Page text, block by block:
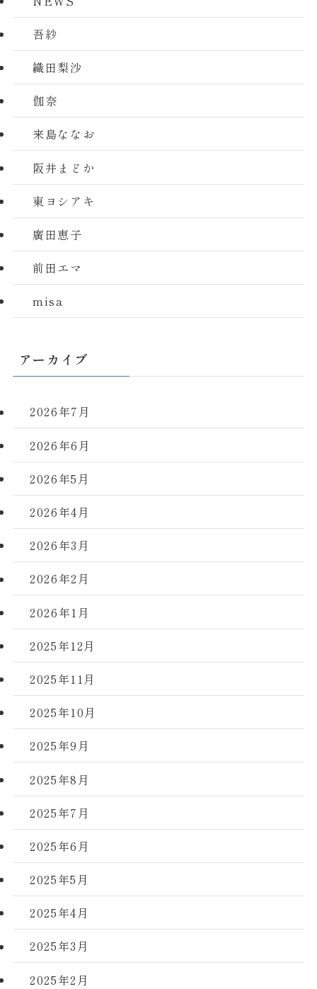
吾紗
織田梨沙
伽奈
来島ななお
阪井まどか
東ヨシアキ
廣田恵子
前田エマ
misa
アーカイブ
2026年7月
2026年6月
2026年5月
2026年4月
2026年3月
2026年2月
2026年1月
2025年12月
2025年11月
2025年10月
2025年9月
2025年8月
2025年7月
2025年6月
2025年5月
2025年4月
2025年3月
2025年2月